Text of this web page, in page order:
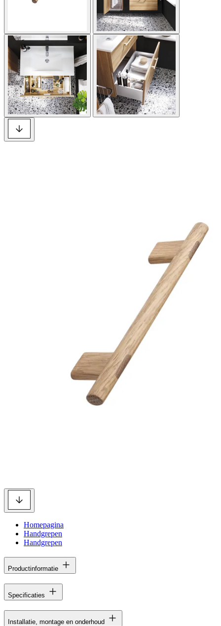
Homepagina
Handgrepen
Handgrepen
Productinformatie
Specificaties
Installatie, montage en onderhoud